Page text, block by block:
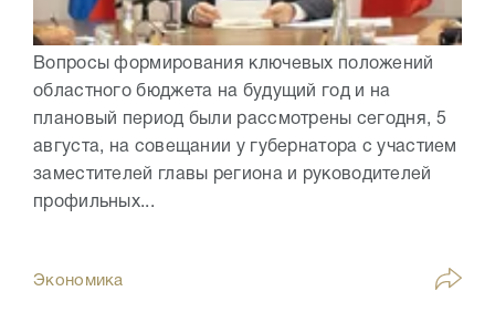
Вопросы формирования ключевых положений
областного бюджета на будущий год и на
плановый период были рассмотрены сегодня, 5
августа, на совещании у губернатора с участием
заместителей главы региона и руководителей
профильных...
Экономика